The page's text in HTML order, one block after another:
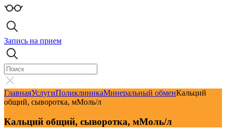
Запись на прием
ГлавнаяУслугиПоликлиникаМинеральный обменКальций
общий, сыворотка, мМоль/л
Кальций общий, сыворотка, мМоль/л